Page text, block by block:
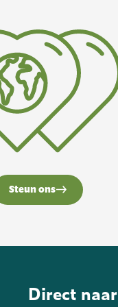
Steun ons
Direct naar